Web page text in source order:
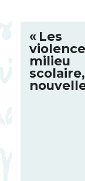
« Les
milieu
scolaire,